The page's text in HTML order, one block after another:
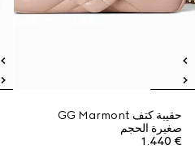
حقيبة كتف GG Marmont
صغيرة الحجم
€ 1.440